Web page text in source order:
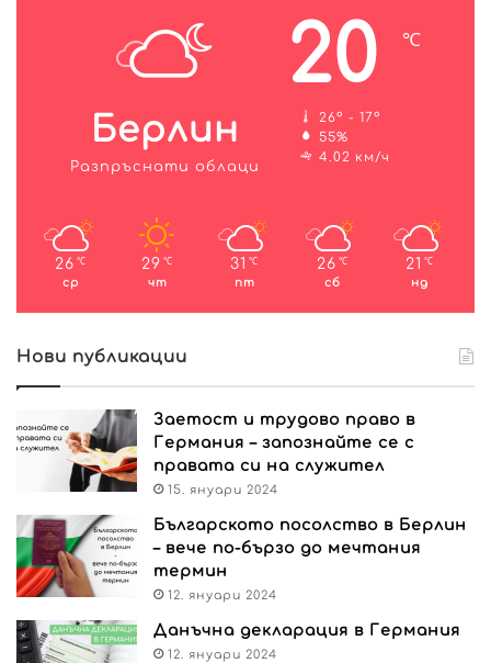
Берлин
Разпръснати облаци
20 ℃
26º - 17º
55%
4.02 км/ч
26 ℃
ср
29 ℃
чт
31 ℃
пт
26 ℃
сб
21 ℃
нд
Нови публикации
Заетост и трудово право в
Германия – запознайте се с
правата си на служител
15. януари 2024
Българското посолство в Берлин
– вече по-бързо до мечтания
термин
12. януари 2024
Данъчна декларация в Германия
12. януари 2024